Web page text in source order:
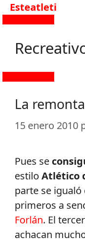
Esteatleti
La
15 enero 2010
Pues se
estilo Atlético
parte se igualó
primeros a
Forlán. El
achacan